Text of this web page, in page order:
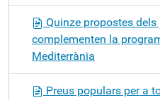
Quinze propostes
complementen la
Mediterrània
Preus populars per a